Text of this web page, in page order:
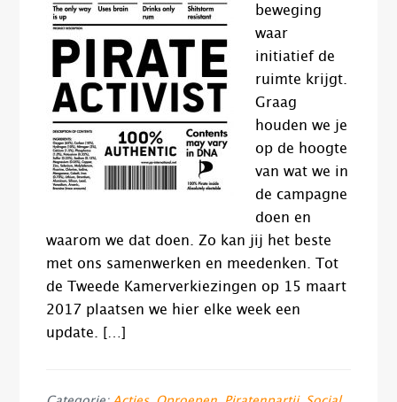
beweging
waar
initiatief de
ruimte krijgt.
Graag
houden we je
op de hoogte
van wat we in
de campagne
doen en
waarom we dat doen. Zo kan jij het beste
met ons samenwerken en meedenken. Tot
de Tweede Kamerverkiezingen op 15 maart
2017 plaatsen we hier elke week een
update. […]